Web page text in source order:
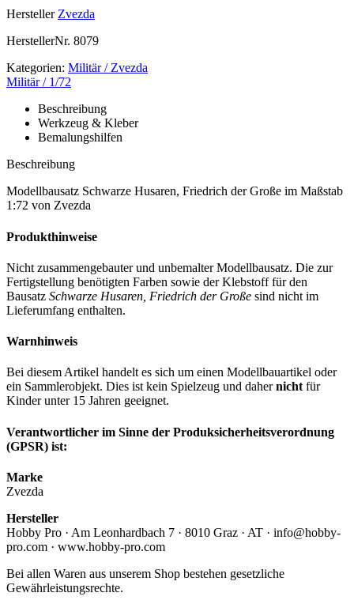
Hersteller Zvezda
HerstellerNr. 8079
Kategorien: Militär / Zvezda
Militär / 1/72
Beschreibung
Werkzeug & Kleber
Bemalungshilfen
Beschreibung
Modellbausatz Schwarze Husaren, Friedrich der Große im Maßstab
1:72 von Zvezda
Produkthinweise
Nicht zusammengebauter und unbemalter Modellbausatz. Die zur
Fertigstellung benötigten Farben sowie der Klebstoff für den
Bausatz Schwarze Husaren, Friedrich der Große sind nicht im
Lieferumfang enthalten.
Warnhinweis
Bei diesem Artikel handelt es sich um einen Modellbauartikel oder
ein Sammlerobjekt. Dies ist kein Spielzeug und dahernicht für
Kinder unter 15 Jahren geeignet.
Verantwortlicher im Sinne der Produksicherheitsverordnung
(GPSR) ist:
Marke
Zvezda
Hersteller
Hobby Pro · Am Leonhardbach 7 · 8010 Graz · AT · info@hobby-
pro.com · www.hobby-pro.com
Bei allen Waren aus unserem Shop bestehen gesetzliche
Gewährleistungsrechte.